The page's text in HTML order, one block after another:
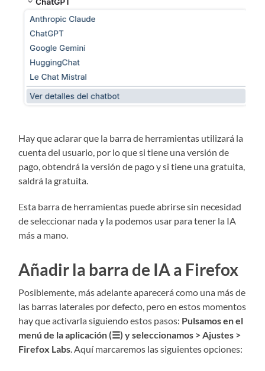
Hay que aclarar que la barra de herramientas utilizará la
cuenta del usuario, por lo que si tiene una versión de
pago, obtendrá la versión de pago y si tiene una gratuita,
saldrá la gratuita.
Esta barra de herramientas puede abrirse sin necesidad
de seleccionar nada y la podemos usar para tener la IA
más a mano.
Añadir la barra de IA a Firefox
Posiblemente, más adelante aparecerá como una más de
las barras laterales por defecto, pero en estos momentos
hay que activarla siguiendo estos pasos: Pulsamos en el
menú de la aplicación (☰) y seleccionamos > Ajustes >
Firefox Labs . Aquí marcaremos las siguientes opciones: